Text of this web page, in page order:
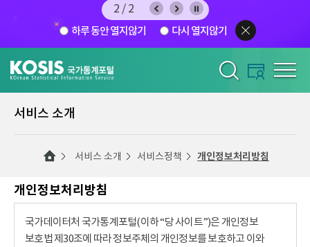
2/2
하루 동안 열지않기 다시 열지않기
서비스 소개
서비스 소개 서비스정책 개인정보처리방침
개인정보처리방침
국가데이터처 국가통계포털(이하 “당 사이트”)은 개인정보
보호법 제30조에 따라 정보주체의 개인정보를 보호하고 이와